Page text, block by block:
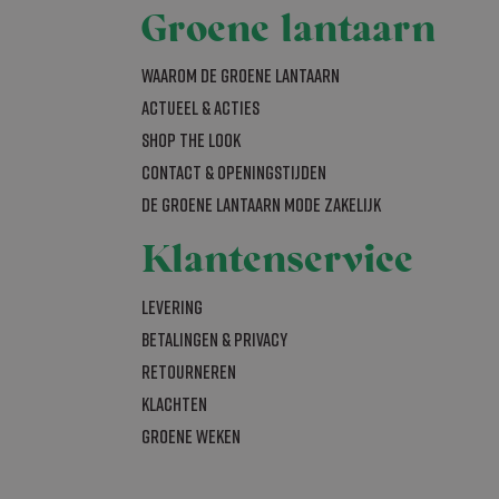
Groene lantaarn
Waarom De Groene Lantaarn
Actueel & acties
SHOP THE LOOK
Contact & openingstijden
De Groene Lantaarn mode zakelijk
Klantenservice
Levering
Betalingen & Privacy
Retourneren
Klachten
Groene Weken
met het oog op
om te
de sessiestatus
Analytics -
gebruikte
om unieke
gegenereerd
in elk
,
en voert
de website
die de
de genoemde
en
(throttle
te beheren